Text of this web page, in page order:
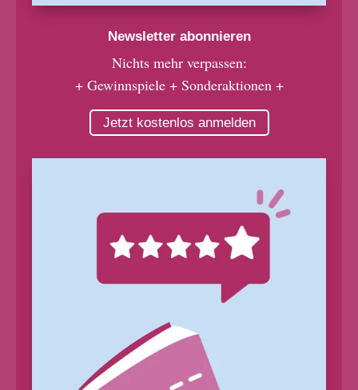
Newsletter abonnieren
Nichts mehr verpassen:
+ Gewinnspiele + Sonderaktionen +
Jetzt kostenlos anmelden